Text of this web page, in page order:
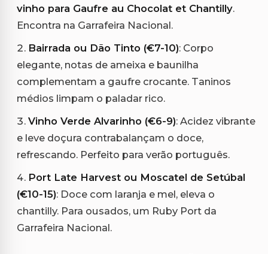
vinho para Gaufre au Chocolat et Chantilly.
Encontra na Garrafeira Nacional.
Bairrada ou Dão Tinto (€7-10): Corpo
elegante, notas de ameixa e baunilha
complementam a gaufre crocante. Taninos
médios limpam o paladar rico.
Vinho Verde Alvarinho (€6-9): Acidez vibrante
e leve doçura contrabalançam o doce,
refrescando. Perfeito para verão português.
Port Late Harvest ou Moscatel de Setúbal
(€10-15): Doce com laranja e mel, eleva o
chantilly. Para ousados, um Ruby Port da
Garrafeira Nacional.